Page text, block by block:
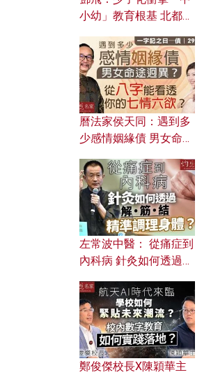
小幼」教育根基 北都如
曆法家侯天同：遇到多
少感情姻緣債 男女命途
的七情六欲？
左常波中醫： 從痛症到
內科病 針灸如何透過解
鄭俊傑校長X陳穎華主